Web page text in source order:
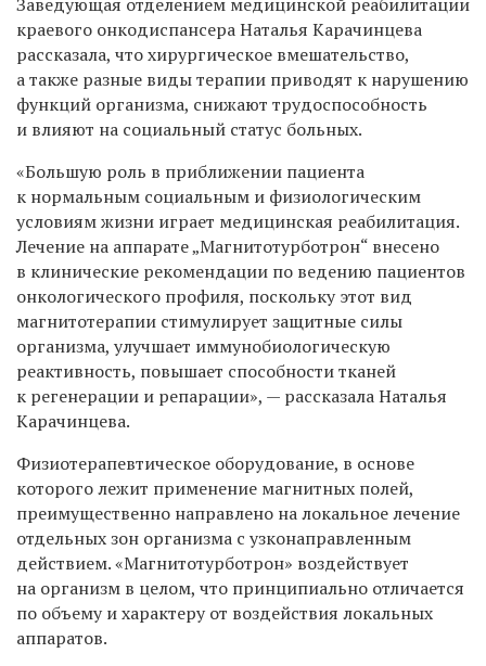
краевого онкодиспансера Наталья Карачинцева
рассказала, что хирургическое вмешательство,
а также разные виды терапии приводят к нарушению
функций организма, снижают трудоспособность
и влияют на социальный статус больных.
«Большую роль в приближении пациента
к нормальным социальным и физиологическим
условиям жизни играет медицинская реабилитация.
Лечение на аппарате „Магнитотурботрон“ внесено
в клинические рекомендации по ведению пациентов
онкологического профиля, поскольку этот вид
магнитотерапии стимулирует защитные силы
организма, улучшает иммунобиологическую
реактивность, повышает способности тканей
к регенерации и репарации», — рассказала Наталья
Карачинцева.
Физиотерапевтическое оборудование, в основе
которого лежит применение магнитных полей,
преимущественно направлено на локальное лечение
отдельных зон организма с узконаправленным
действием. «Магнитотурботрон» воздействует
на организм в целом, что принципиально отличается
по объему и характеру от воздействия локальных
аппаратов.